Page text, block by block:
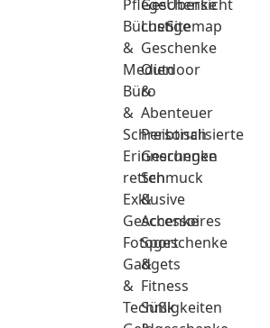
Pflege
Bücher
&
Medien
Büro
&
Schreibtisch
Erinnerungen
retten
Exklusive
Geschenke
Fotogeschenke
Gadgets
&
Technik
Geschenke
Lustige
Geschenke
Outdoor
&
Abenteuer
Personalisierte
Geschenke
Schmuck
&
Accessoires
Sport
&
Fitness
Süßigkeiten
Übersicht
Sitemap